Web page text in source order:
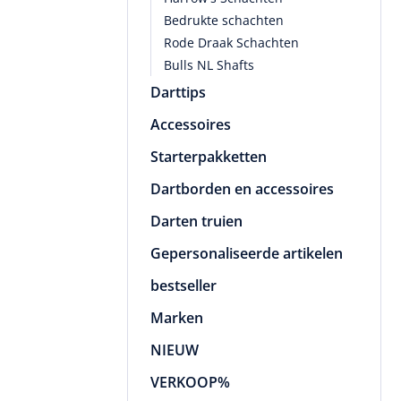
Bedrukte schachten
Rode Draak Schachten
Bulls NL Shafts
Darttips
Accessoires
Starterpakketten
Dartborden en accessoires
Darten truien
Gepersonaliseerde artikelen
bestseller
Marken
NIEUW
VERKOOP%